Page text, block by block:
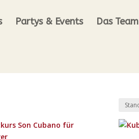
Partys & Events Das Team